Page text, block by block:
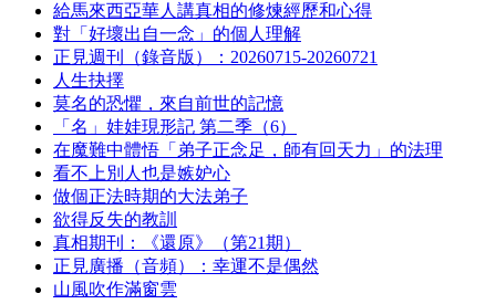
給馬來西亞華人講真相的修煉經歷和心得
對「好壞出自一念」的個人理解
正見週刊（錄音版）：20260715-20260721
人生抉擇
莫名的恐懼，來自前世的記憶
「名」娃娃現形記 第二季（6）
在魔難中體悟「弟子正念足，師有回天力」的法理
看不上別人也是嫉妒心
做個正法時期的大法弟子
欲得反失的教訓
真相期刊：《還原》（第21期）
正見廣播（音頻）：幸運不是偶然
山風吹作滿窗雲